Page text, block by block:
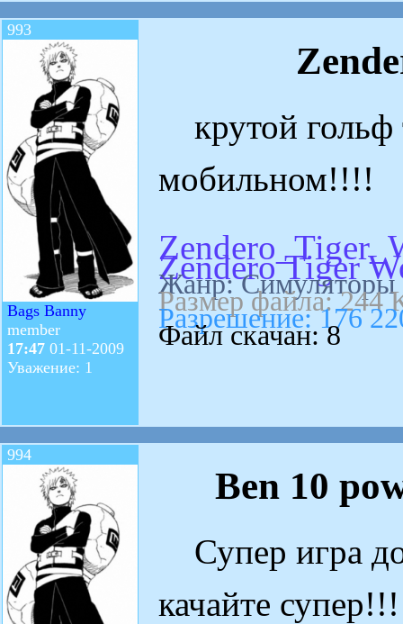
993
Bags Banny
member
17:47 01-11-2009
Уважение: 1
крутой гольф
мобильном!!!!
Zendero Tiger
Жанр: Симуляторы
Размер файла: 244
Разрешение: 176
Файл скачан: 8
994
Ben 10
Супер игра
качайте